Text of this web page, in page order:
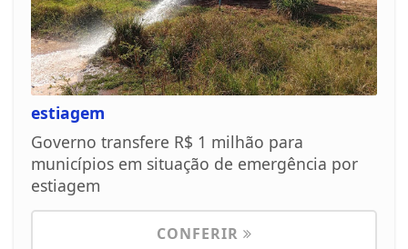
estiagem
Governo transfere R$ 1 milhão para
municípios em situação de emergência por
estiagem
CONFERIR